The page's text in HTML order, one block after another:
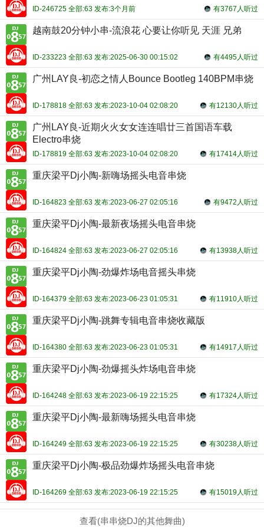
有3767人听过
ID-246725 全部:63 发布:3个月前
越南鼓20分钟小串-流浪花 心要让你听见 天涯 兄弟
有4495人听过
ID-233223 全部:63 发布:2025-06-30 00:15:02
广州LAY良-初恋之情人Bounce Bootleg 140BPM串烧
有12130人听过
ID-178818 全部:63 发布:2023-10-04 02:08:20
广州LAY良-近期火火女女连连唱廿三首国语车载
Electro串烧
有17414人听过
ID-178819 全部:63 发布:2023-10-04 02:08:20
重庆梁平Dj小陶-新嗨场摇头电音串烧
有9472人听过
ID-164823 全部:63 发布:2023-06-27 02:05:16
重庆梁平Dj小陶-最新夜场摇头电音串烧
有13938人听过
ID-164824 全部:63 发布:2023-06-27 02:05:16
重庆梁平Dj小陶-劲爆炸场电音摇头串烧
有11910人听过
ID-164379 全部:63 发布:2023-06-23 01:05:31
重庆梁平Dj小陶-跳舞专辑电音串烧收藏版
有14917人听过
ID-164380 全部:63 发布:2023-06-23 01:05:31
重庆梁平Dj小陶-劲爆摇头炸场电音串烧
有17324人听过
ID-164248 全部:63 发布:2023-06-19 22:15:25
重庆梁平Dj小陶-最新嗨场摇头电音串烧
有30238人听过
ID-164249 全部:63 发布:2023-06-19 22:15:25
重庆梁平Dj小陶-极品劲爆炸场摇头电音串烧
有15019人听过
ID-164269 全部:63 发布:2023-06-19 22:15:25
查看(串串烧DJ的其他舞曲)